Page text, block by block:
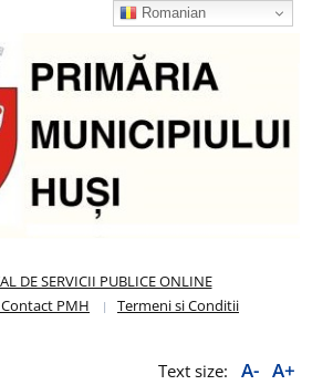
DE SERVICII PUBLICE ONLINE
PMH
Termeni si Conditii
Text size: A- A+
Romanian